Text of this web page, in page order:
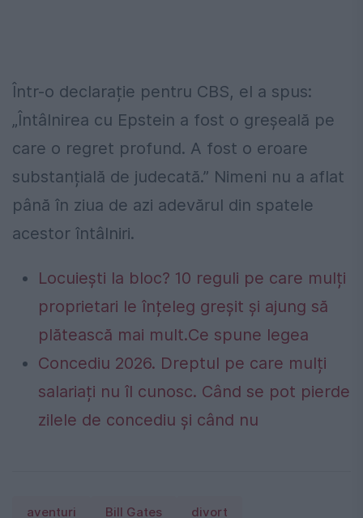
Într-o declarație pentru CBS, el a spus:
„Întâlnirea cu Epstein a fost o greșeală pe
care o regret profund. A fost o eroare
substanțială de judecată.” Nimeni nu a aflat
până în ziua de azi adevărul din spatele
acestor întâlniri.
Locuiești la bloc? 10 reguli pe care mulți
proprietari le înțeleg greșit și ajung să
plătească mai mult.Ce spune legea
Concediu 2026. Dreptul pe care mulți
salariați nu îl cunosc. Când se pot pierde
zilele de concediu și când nu
aventuri Bill Gates divort